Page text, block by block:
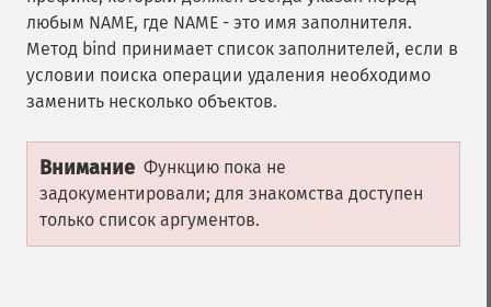
любым NAME, где NAME - это имя заполнителя.
Метод bind принимает список заполнителей, если в
условии поиска операции удаления необходимо
заменить несколько объектов.
Внимание Функцию пока не
задокументировали; для знакомства доступен
только список аргументов.